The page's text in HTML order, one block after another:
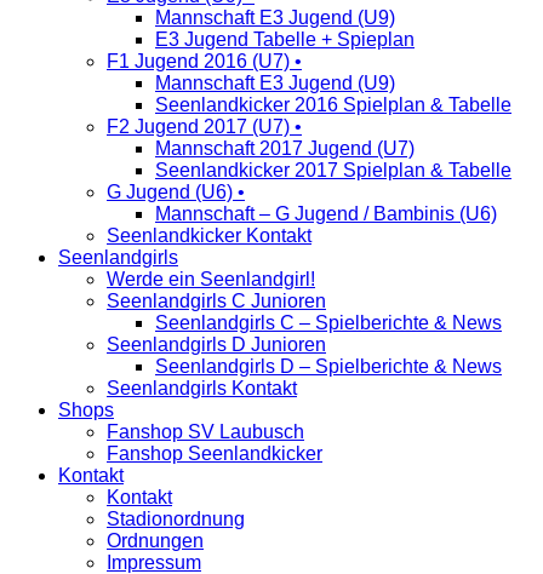
Mannschaft E3 Jugend (U9)
E3 Jugend Tabelle + Spieplan
F1 Jugend 2016 (U7) •
Mannschaft E3 Jugend (U9)
Seenlandkicker 2016 Spielplan & Tabelle
F2 Jugend 2017 (U7) •
Mannschaft 2017 Jugend (U7)
Seenlandkicker 2017 Spielplan & Tabelle
G Jugend (U6) •
Mannschaft – G Jugend / Bambinis (U6)
Seenlandkicker Kontakt
Seenlandgirls
Werde ein Seenlandgirl!
Seenlandgirls C Junioren
Seenlandgirls C – Spielberichte & News
Seenlandgirls D Junioren
Seenlandgirls D – Spielberichte & News
Seenlandgirls Kontakt
Shops
Fanshop SV Laubusch
Fanshop Seenlandkicker
Kontakt
Kontakt
Stadionordnung
Ordnungen
Impressum